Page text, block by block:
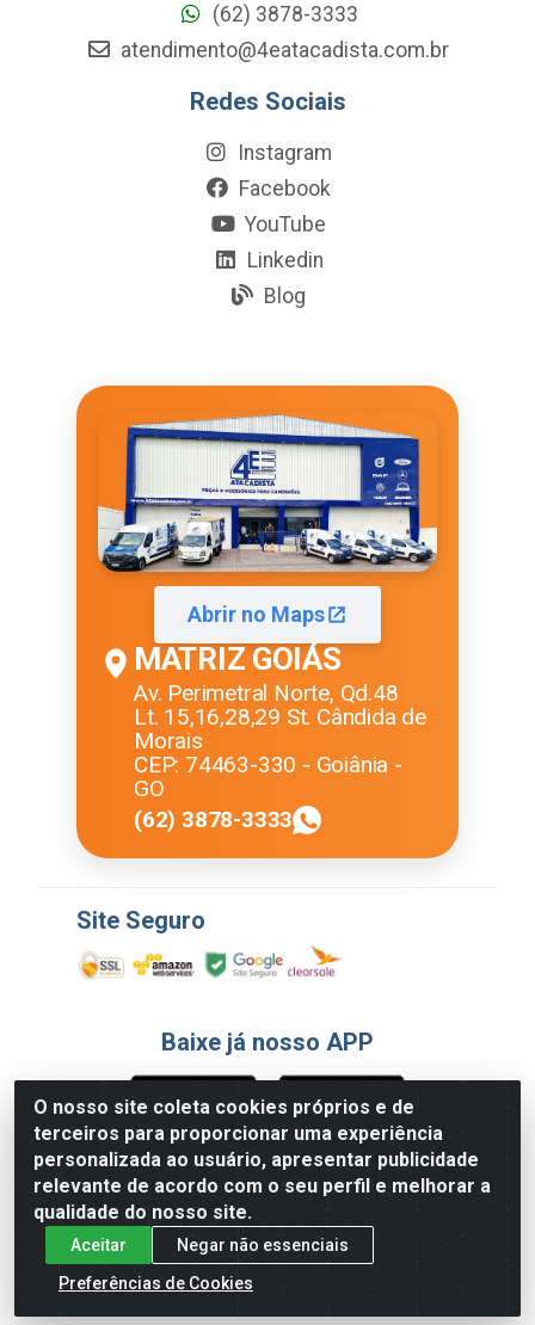
O nosso site coleta cookies próprios e de
terceiros para proporcionar uma experiência
personalizada ao usuário, apresentar publicidade
relevante de acordo com o seu perfil e melhorar a
qualidade do nosso site.
Aceitar
Negar não essenciais
Preferências de Cookies
(62) 3878-3333
atendimento@4eatacadista.com.br
Redes Sociais
Instagram
Facebook
YouTube
Linkedin
Blog
Abrir no Maps
MATRIZ GOIÁS
Av. Perimetral Norte, Qd.48
Lt. 15,16,28,29 St. Cândida de
Morais
CEP: 74463-330 - Goiânia -
GO
(62) 3878-3333
Site Seguro
Baixe já nosso APP
Formas de Pagamento